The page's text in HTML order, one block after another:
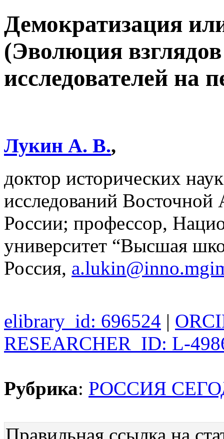
Демократизация
(Эволюция
исследователей на
Лукин А. В.,
доктор исторических
исследований
России; профессор,
университет “Высшая
Россия,
elibrary_id: 696524 |
RESEARCHER_ID: L-
Рубрика: РОССИЯ
Правильная ссылка на